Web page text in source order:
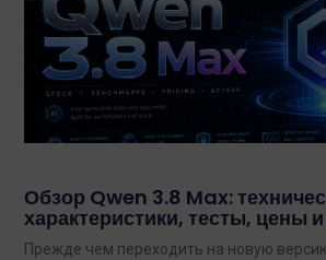
Обзор Qwen 3.8 Max:
характеристики, тесты, цены
Прежде чем переходить на новую